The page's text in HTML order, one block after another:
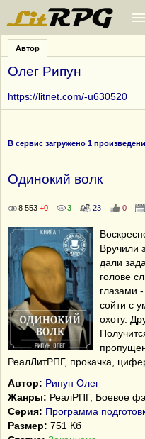
Автор
Олег Рипун
https://litnet.com/-u630520
В сервис загружено 1
Одинокий волк
8 553 +0 3 23 0
Вручили
дали
голове
глазами
сойти с
охоту.
РеалЛитРПГ, прокачка,
Автор: Рипун Олег
Жанры: РеалРПГ, Боевое
Серия: Программа
Размер: 751 Кб